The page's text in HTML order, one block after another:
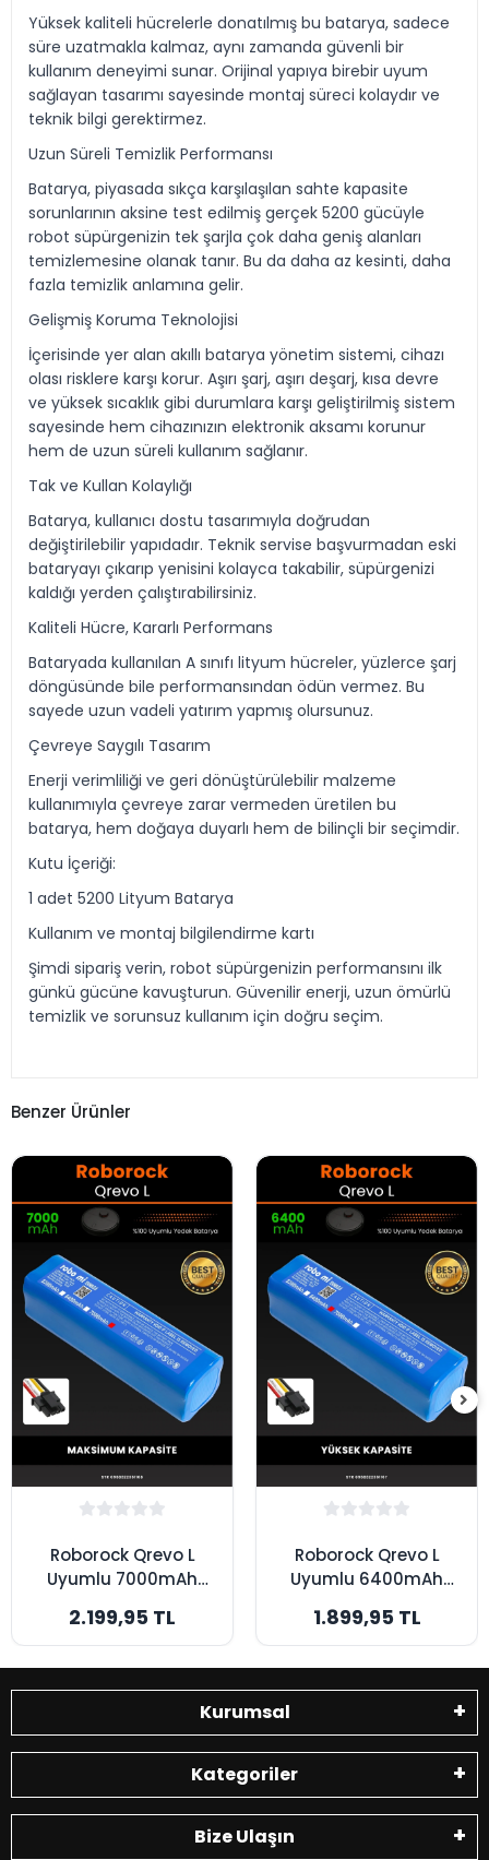
Yüksek kaliteli hücrelerle donatılmış bu batarya, sadece
süre uzatmakla kalmaz, aynı zamanda güvenli bir
kullanım deneyimi sunar. Orijinal yapıya birebir uyum
sağlayan tasarımı sayesinde montaj süreci kolaydır ve
teknik bilgi gerektirmez.
Uzun Süreli Temizlik Performansı
Batarya, piyasada sıkça karşılaşılan sahte kapasite
sorunlarının aksine test edilmiş gerçek 5200 gücüyle
robot süpürgenizin tek şarjla çok daha geniş alanları
temizlemesine olanak tanır. Bu da daha az kesinti, daha
fazla temizlik anlamına gelir.
Gelişmiş Koruma Teknolojisi
İçerisinde yer alan akıllı batarya yönetim sistemi, cihazı
olası risklere karşı korur. Aşırı şarj, aşırı deşarj, kısa devre
ve yüksek sıcaklık gibi durumlara karşı geliştirilmiş sistem
sayesinde hem cihazınızın elektronik aksamı korunur
hem de uzun süreli kullanım sağlanır.
Tak ve Kullan Kolaylığı
Batarya, kullanıcı dostu tasarımıyla doğrudan
değiştirilebilir yapıdadır. Teknik servise başvurmadan eski
bataryayı çıkarıp yenisini kolayca takabilir, süpürgenizi
kaldığı yerden çalıştırabilirsiniz.
Kaliteli Hücre, Kararlı Performans
Bataryada kullanılan A sınıfı lityum hücreler, yüzlerce şarj
döngüsünde bile performansından ödün vermez. Bu
sayede uzun vadeli yatırım yapmış olursunuz.
Çevreye Saygılı Tasarım
Enerji verimliliği ve geri dönüştürülebilir malzeme
kullanımıyla çevreye zarar vermeden üretilen bu
batarya, hem doğaya duyarlı hem de bilinçli bir seçimdir.
Kutu İçeriği:
1 adet 5200 Lityum Batarya
Kullanım ve montaj bilgilendirme kartı
Şimdi sipariş verin, robot süpürgenizin performansını ilk
günkü gücüne kavuşturun. Güvenilir enerji, uzun ömürlü
temizlik ve sorunsuz kullanım için doğru seçim.
Benzer Ürünler
Roborock Qrevo L
Uyumlu 7000mAh
Bataryası - Kutusuz
Model - - Maksimum
Kapasite
2.199,95 TL
Roborock Qrevo L
Uyumlu 6400mAh
Bataryası - Kutusuz
Model - - Yüksek
Kapasite
1.899,95 TL
Kurumsal
Kategoriler
Bize Ulaşın